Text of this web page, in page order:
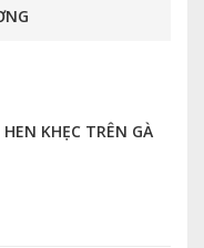
KHẸC TRÊN GÀ